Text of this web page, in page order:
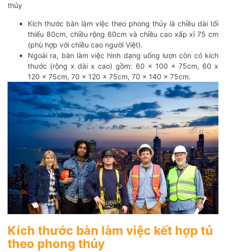
thủy
Kích thước bàn làm việc theo phong thủy là chiều dài tối
thiểu 80cm, chiều rộng 60cm và chiều cao xấp xỉ 75 cm
(phù hợp với chiều cao người Việt).
Ngoài ra, bàn làm việc hình dạng uống lượn còn có kích
thước (rộng x dài x cao) gồm: 60 x 100 x 75cm, 60 x
120 x 75cm, 70 x 120 x 75cm, 70 x 140 x 75cm.
Kích thước bàn làm việc kết hợp tủ
theo phong thủy